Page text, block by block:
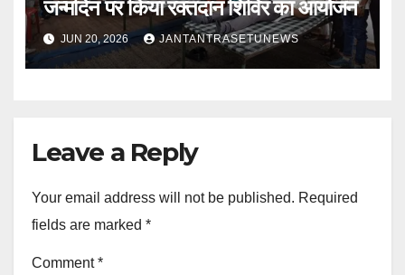
जन्मदिन पर किया रक्तदान शिविर का आयोजन
JUN 20, 2026 JANTANTRASETUNEWS
Leave a Reply
Your email address will not be published. Required
fields are marked *
Comment*